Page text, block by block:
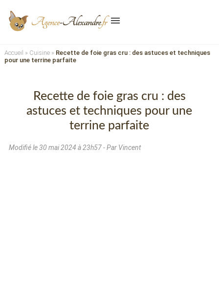
menu
Accueil » Cuisine» Recette de foie gras cru : des astuces et techniques
pour une terrine parfaite
Recette de foie gras cru : des
astuces et techniques pour une
terrine parfaite
Modifié le30 mai 2024 à 23h57- Par Vincent